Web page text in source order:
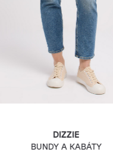
DIZZIE
BUNDY A KABÁTY